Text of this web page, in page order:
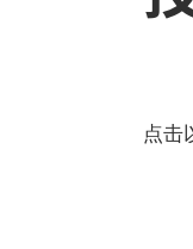
点击